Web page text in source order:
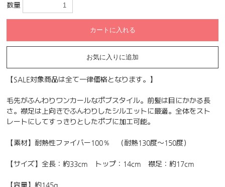
数量
カートに入れる
お気に入りに追加
【SALE対象商品は全て一律価格となります。】
毛先がふんわりワンカールなボブスタイル。前髪は目にかかる長
さ。襟足は上向きでふんわりしたシルエットに最適。全体をスト
レートにしてすっきりとしたボブに加工可能。
【素材】耐熱性ファイバー100％ （耐熱130度〜150度）
【サイズ】全長：約33cm トップ：14cm 襟足：約17cm
【容量】約145g